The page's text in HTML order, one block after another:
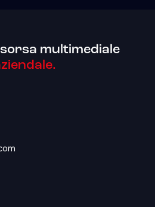
multimediale